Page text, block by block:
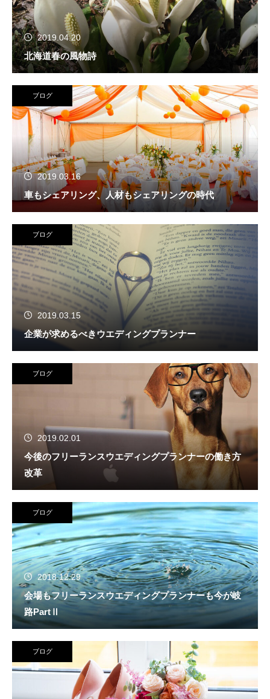
2019.04.20
北海道春の風物詩
ブログ
2019.03.16
車もシェアリング、人材もシェアリングの時代
ブログ
2019.03.15
企業が求めるべきウエディングプランナー
ブログ
2019.02.01
今後のフリーランスウエディングプランナーの働き方
改革
ブログ
2018.12.29
会場もフリーランスウエディングプランナーも今が岐
路PartⅡ
ブログ